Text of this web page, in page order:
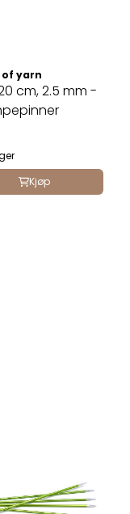
of yarn
cm, 2.5 mm -
Kjøp